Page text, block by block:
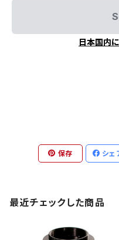
日本国内
保存 シェ
最近チェックした商品